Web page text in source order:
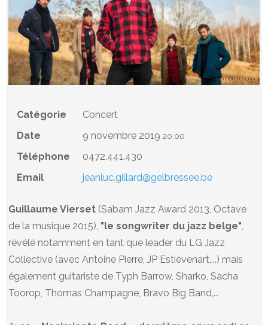
Catégorie
Concert
Date
9 novembre 201920:00
Téléphone
0472.441.430
Email
jeanluc.gillard@gelbressee.be
Guillaume Vierset (Sabam Jazz Award 2013, Octave
de la musique 2015), "le songwriter du jazz belge"
révélé notamment en tant que leader du LG Jazz
Collective (avec Antoine Pierre, JP Estiévenart,...) mais
également guitariste de Typh Barrow, Sharko, Sacha
Toorop, Thomas Champagne, Bravo Big Band,...